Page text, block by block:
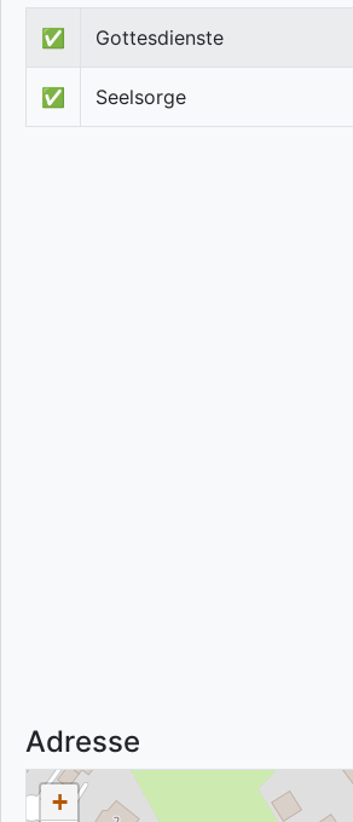
✅ Gottesdienste
✅ Seelsorge
Adresse
+